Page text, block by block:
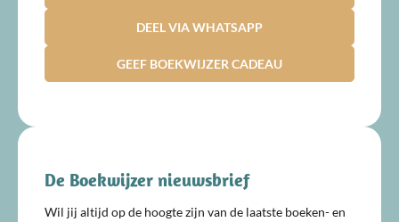
DEEL VIA WHATSAPP
GEEF BOEKWIJZER CADEAU
De Boekwijzer nieuwsbrief
Wil jij altijd op de hoogte zijn van de laatste boeken- en